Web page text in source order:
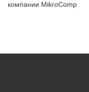
компании MikroComp